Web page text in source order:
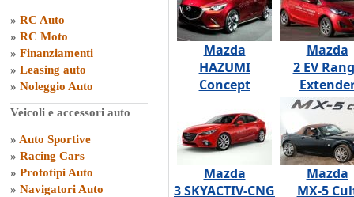
» RC Auto
» RC Moto
» Finanziamenti
» Leasing auto
» Noleggio Auto
Veicoli e accessori auto
» Auto Sportive
» Racing Cars
» Prototipi Auto
» Navigatori Auto
Mazda
HAZUMI
Concept
Mazda
2 EV
Mazda
3 SKYACTIV-CNG
Mazda
MX-5